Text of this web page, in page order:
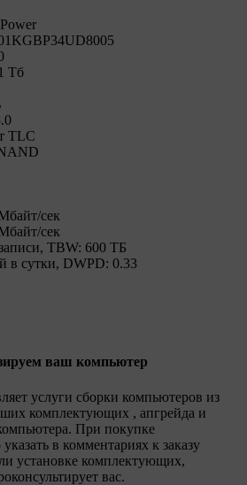
Тб
TLC
сек
сек
TBW: 600 ТБ
в сутки, DWPD: 0.33
ваш компьютер
услуги сборки компьютеров из
комплектующих , апгрейда и
При покупке
в комментариях к заказу
установке комплектующих,
вас.